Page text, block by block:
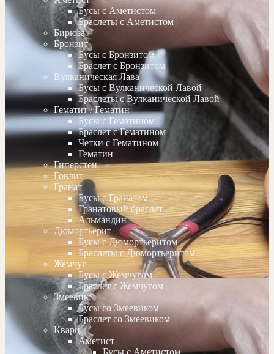
Бусы с Аметистом
Браслеты с Аметистом
Бирюза
Бронзит
Бусы с Бронзитом
Браслет с Бронзитом
Вулканическая Лава
Бусы с Вулканической Лавой
Браслеты с Вулканической Лавой
Гематит / Гематин
Бусы с Гематином
Браслет с Гематином
Четки с Гематином
Гематин
Гиперстен
Говлит
Гранат
Бусы с Гранатом
Гранатовый браслет
Альмандин
Дюмортьерит
Бусы с Дюмортьеритом
Браслеты с Дюмортьеритом
Жемчуг
Бусы с Жемчугом
Браслет с Жемчугом
Змеевик
Бусы со Змеевиком
Браслет со Змеевиком
Кварц
Аметист
Бусы с Аметистом